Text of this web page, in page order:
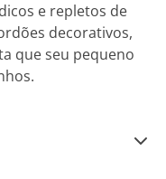
e repletos de
decorativos,
que seu pequeno